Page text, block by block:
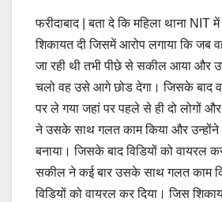
फरीदाबाद | बता दे कि महिला थाना NIT
शिकायत दी जिसमें आरोप लगाया कि जब
जा रही थी तभी पीछे से सकील आया और
चलो वह उसे आगे छोड देगा। जिसके बाद
पर ले गया जहां पर पहले से ही दो लोगों
ने उसके साथ गलत काम किया और उन्होंने
बनाया। जिसके बाद विडियों को वायरल
सकील ने कई बार उसके साथ गलत काम
विडियों को वायरल कर दिया। जिस